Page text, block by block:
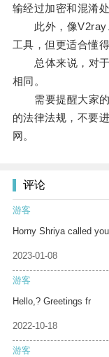
输经过加密和混淆
此外，像V2ray
工具，但更适合懂
总体来说，对于
相同。
需要提醒大家的
的法律法规，不要
网。
评论
游客
Horny Shriya called you
2023-01-08
游客
Hello,? Greetings fr
2022-10-18
游客